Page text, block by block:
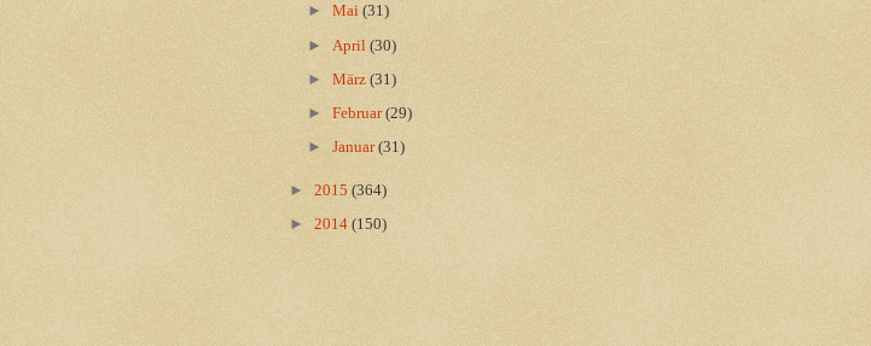
►Mai(31)
► April(30)
►März(31)
►Februar(29)
►Januar(31)
► 2015 (364)
► 2014 (150)